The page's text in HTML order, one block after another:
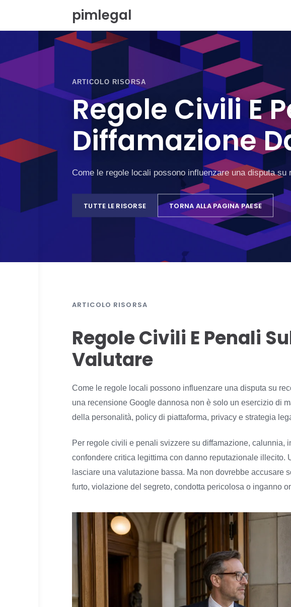
n
o
pimlegal
ARTICOLO RISORSA
Regole Civili E
Diffamazione
Come le regole locali possono influenzare una disputa su
TUTTE LE RISORSE TORNA ALLA PAGINA PAESE
ARTICOLO RISORSA
Regole Civili E Penali
Valutare
Come le regole locali possono influenzare una disputa su
una recensione Google dannosa non è solo un esercizio di
della personalità, policy di piattaforma, privacy e strategia
Per regole civili e penali svizzere su diffamazione,
confondere critica legittima con danno reputazionale
lasciare una valutazione bassa. Ma non dovrebbe accusare
furto, violazione del segreto, condotta pericolosa o inganno